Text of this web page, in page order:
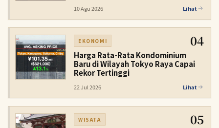
10 Agu 2026 Lihat
EKONOMI 04
Harga Rata-Rata Kondominium
Baru di Wilayah Tokyo Raya Capai
Rekor Tertinggi
22 Jul 2026 Lihat
WISATA 05